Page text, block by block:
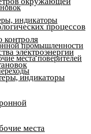
индикаторы
промышленности
места поверителей
процессов
контроля
электроэнергии
индикаторы
места